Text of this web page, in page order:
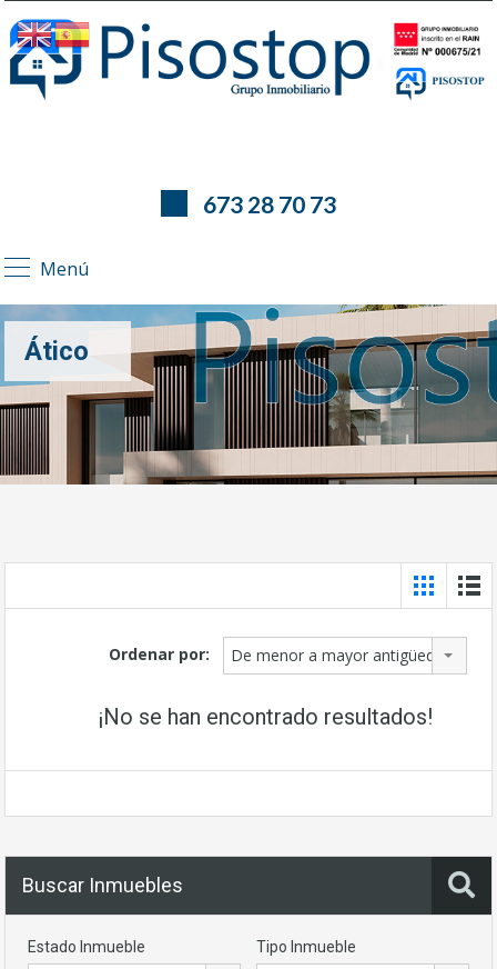
673 28 70 73
Menú
Ático
Ordenar por: De menor a mayor antigüedad
¡No se han encontrado resultados!
Buscar Inmuebles
Estado Inmueble Tipo Inmueble